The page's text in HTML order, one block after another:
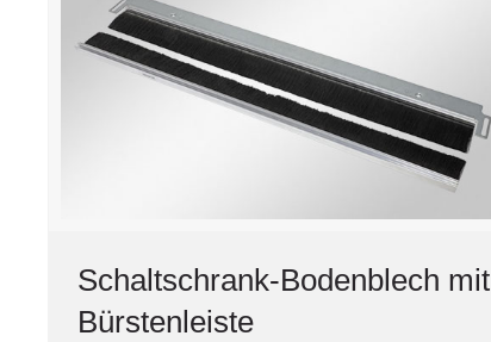
Schaltschrank-Bodenblech mit
Bürstenleiste